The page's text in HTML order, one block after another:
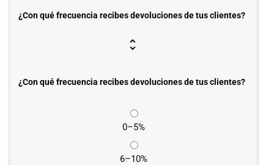
¿Con qué frecuencia recibes devoluciones de tus clientes?
¿Con qué frecuencia recibes devoluciones de tus clientes?
0–5%
6–10%